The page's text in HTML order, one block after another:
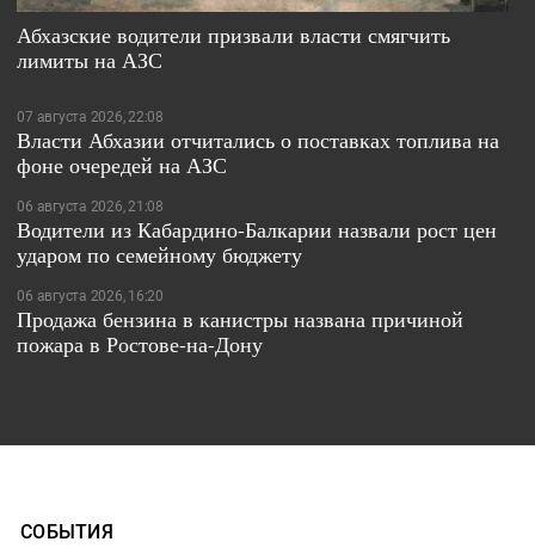
Абхазские водители призвали власти смягчить
лимиты на АЗС
07 августа 2026, 22:08
Власти Абхазии отчитались о поставках топлива на
фоне очередей на АЗС
06 августа 2026, 21:08
Водители из Кабардино-Балкарии назвали рост цен
ударом по семейному бюджету
06 августа 2026, 16:20
Продажа бензина в канистры названа причиной
пожара в Ростове-на-Дону
СОБЫТИЯ